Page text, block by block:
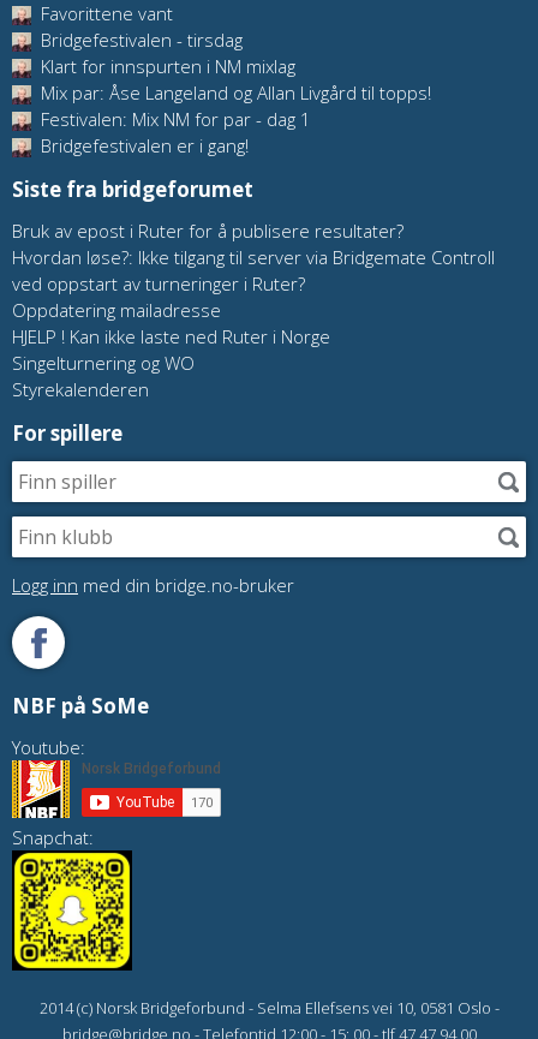
Favorittene vant
Bridgefestivalen - tirsdag
Klart for innspurten i NM mixlag
Mix par: Åse Langeland og Allan Livgård til topps!
Festivalen: Mix NM for par - dag 1
Bridgefestivalen er i gang!
Siste fra bridgeforumet
Bruk av epost i Ruter for å publisere resultater?
Hvordan løse?: Ikke tilgang til server via Bridgemate Controll
ved oppstart av turneringer i Ruter?
Oppdatering mailadresse
HJELP ! Kan ikke laste ned Ruter i Norge
Singelturnering og WO
Styrekalenderen
For spillere
Logg inn med din bridge.no-bruker
NBF på SoMe
Youtube:
Snapchat:
2014 (c) Norsk Bridgeforbund - Selma Ellefsens vei 10, 0581 Oslo -
bridge@bridge.no - Telefontid 12:00 - 15: 00 - tlf 47 47 94 00